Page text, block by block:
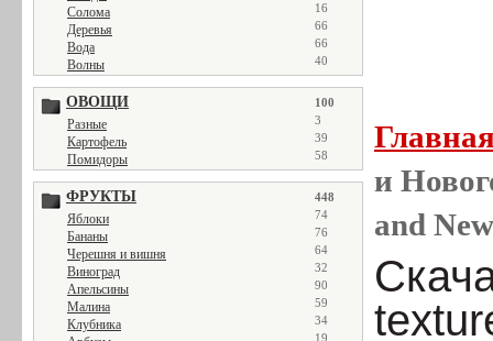
Солома 16
Деревья 66
Вода 66
Волны 40
ОВОЩИ 100
Разные 3
Картофель 39
Помидоры 58
ФРУКТЫ 448
Яблоки 74
Бананы 76
Черешня и вишня 64
Виноград 32
Апельсины 90
Малина 59
Клубника 34
19
и
and